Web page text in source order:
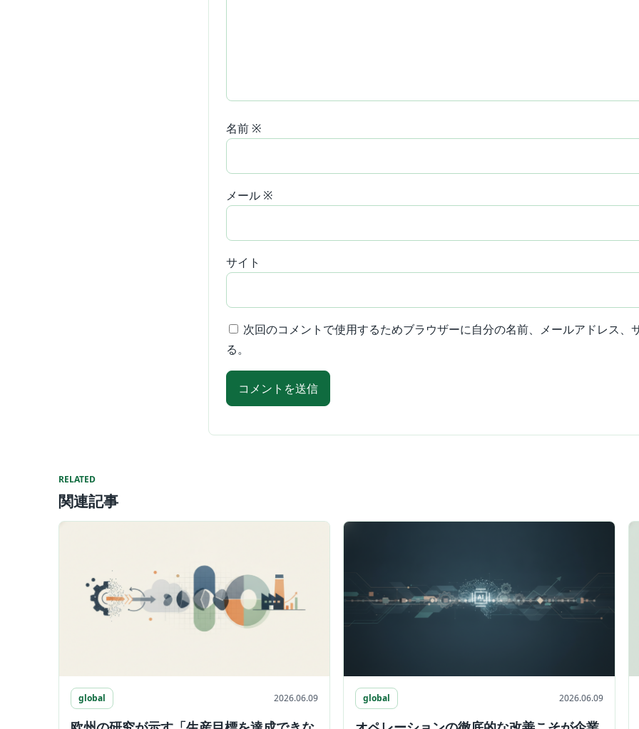
名前 ※
メール ※
サイト
次回のコメントで使用するためブラウザーに自分の名前、メールアドレス、
る。
RELATED
関連記事
global 2026.06.09 global 2026.06.09